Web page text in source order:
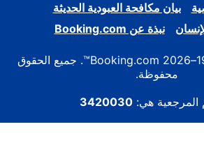
بيان مكافحة العبودية الحديثة
نبذة عن Booking.com
حقوق النشر © 1996–2026 Booking.com™. جميع الحقوق
محفوظة.
المرجعية هي: 3420030